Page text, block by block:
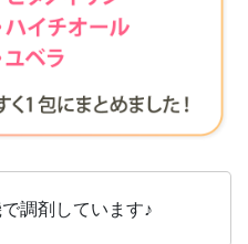
調剤しています♪